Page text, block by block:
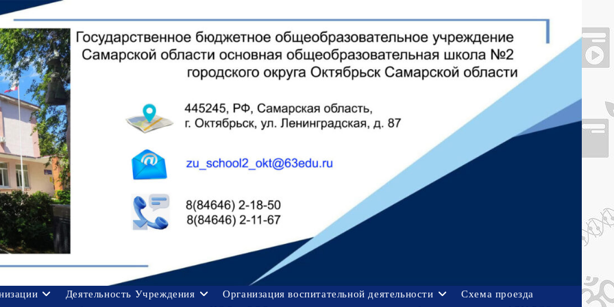
Деятельность Учреждения Организация воспитательной деятельности
Схема проезда